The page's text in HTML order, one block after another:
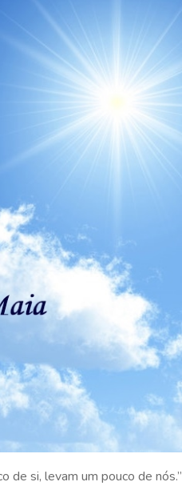
de si, levam um pouco de nós.”